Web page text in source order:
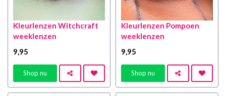
Kleurlenzen Witchcraft
weeklenzen
9,95
Shop nu
Kleurlenzen Pompoen
weeklenzen
9,95
Shop nu